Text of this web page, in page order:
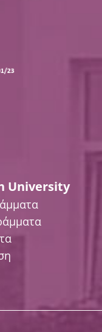
University